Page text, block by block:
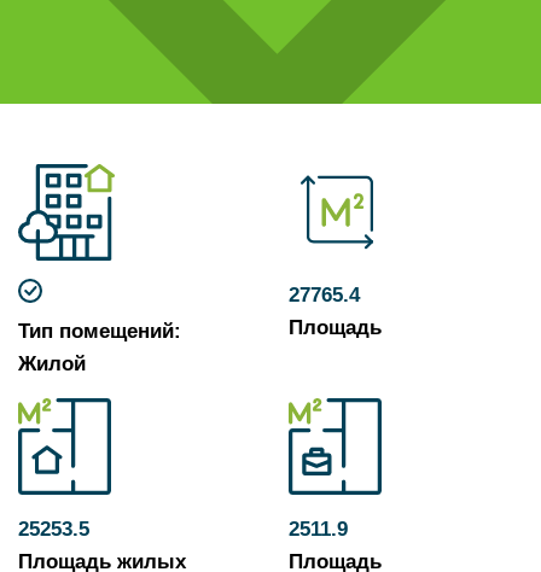
Тип помещений:
Жилой
27765.4
Площадь
25253.5
Площадь жилых
2511.9
Площадь